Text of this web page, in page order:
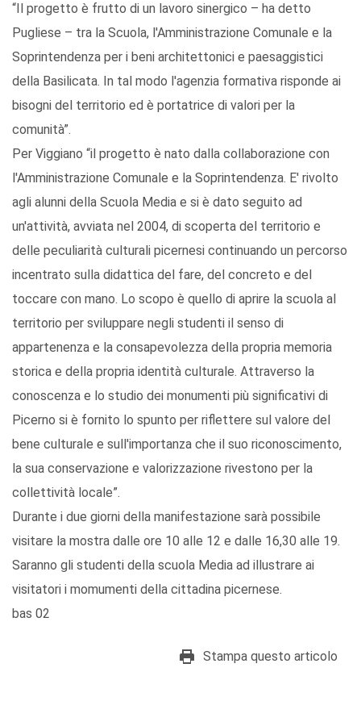
“Il progetto è frutto di un lavoro sinergico – ha detto
Pugliese – tra la Scuola, l'Amministrazione Comunale e la
Soprintendenza per i beni architettonici e paesaggistici
della Basilicata. In tal modo l'agenzia formativa risponde ai
bisogni del territorio ed è portatrice di valori per la
comunità”.
Per Viggiano “il progetto è nato dalla collaborazione con
l'Amministrazione Comunale e la Soprintendenza. E' rivolto
agli alunni della Scuola Media e si è dato seguito ad
un'attività, avviata nel 2004, di scoperta del territorio e
delle peculiarità culturali picernesi continuando un percorso
incentrato sulla didattica del fare, del concreto e del
toccare con mano. Lo scopo è quello di aprire la scuola al
territorio per sviluppare negli studenti il senso di
appartenenza e la consapevolezza della propria memoria
storica e della propria identità culturale. Attraverso la
conoscenza e lo studio dei monumenti più significativi di
Picerno si è fornito lo spunto per riflettere sul valore del
bene culturale e sull'importanza che il suo riconoscimento,
la sua conservazione e valorizzazione rivestono per la
collettività locale”.
Durante i due giorni della manifestazione sarà possibile
visitare la mostra dalle ore 10 alle 12 e dalle 16,30 alle 19.
Saranno gli studenti della scuola Media ad illustrare ai
visitatori i momumenti della cittadina picernese.
bas 02
Stampa questo articolo